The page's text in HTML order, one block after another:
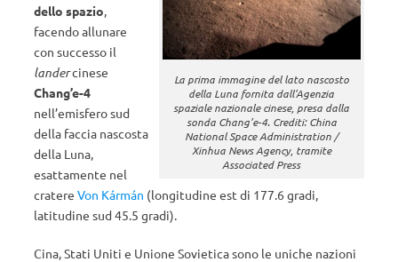
La prima immagine del lato nascosto
della Luna fornita dall’Agenzia
spaziale nazionale cinese, presa dalla
sonda Chang’e-4. Crediti: China
National Space Administration /
Xinhua News Agency, tramite
Associated Press
dello spazio,
facendo allunare
con successo il
landercinese
Chang’e-4
nell’emisfero sud
della faccia nascosta
della Luna,
esattamente nel
cratere Von Kármán (longitudine est di 177.6 gradi,
latitudine sud 45.5 gradi).
Cina, Stati Uniti e Unione Sovietica sono le uniche nazioni